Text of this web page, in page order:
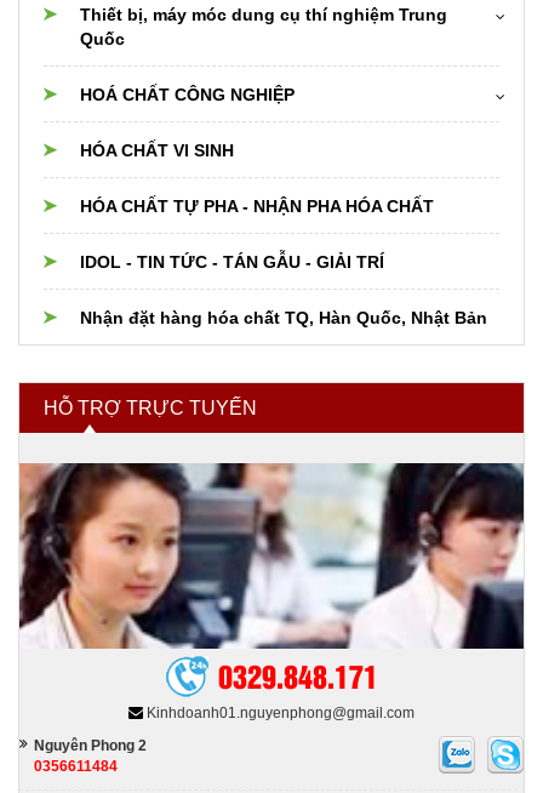
Thiết bị, máy móc dung cụ thí nghiệm Trung
Quốc
Cân điện tử
Dụng cụ thủy tinh Trung Quốc
Thiết bị dụng cụ PTN khác
HOÁ CHẤT CÔNG NGHIỆP
Hóa chất cho nồi hơi boiler,cooling,chiller
Hóa chất xử lý nước
Nguyên liệu Thực phẩm, Dược phẩm, Mỹ phẩm
Hóa chất và nguyên liệu cho Phân bón
Hóa chất tẩy rửa
Hóa chất nhóm ngành khác
HÓA CHẤT VI SINH
HÓA CHẤT TỰ PHA - NHẬN PHA HÓA CHẤT
IDOL - TIN TỨC - TÁN GẪU - GIẢI TRÍ
Nhận đặt hàng hóa chất TQ, Hàn Quốc, Nhật Bản
HỖ TRỢ TRỰC TUYẾN
0329.848.171
Kinhdoanh01.nguyenphong@gmail.com
Nguyên Phong 2
0356611484